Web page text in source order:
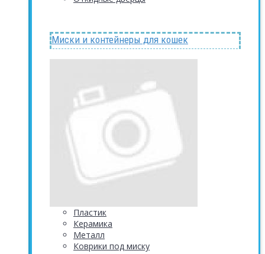
Миски и контейнеры для кошек
Пластик
Керамика
Металл
Коврики под миску